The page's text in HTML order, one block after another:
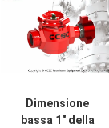
Dimensione
bassa 1" della